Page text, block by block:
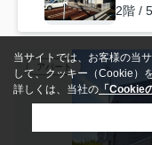
2階 /
アパート
当サイトでは、お客様の当
して、クッキー（Cookie）
詳しくは、当社の 「Cookie